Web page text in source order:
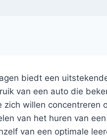
biedt een
van een auto die
willen
van het huren van
van een optimale